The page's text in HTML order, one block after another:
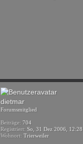
dietmar
Forumsmitglied
Beiträge: 704
Registriert: So, 31 Dez 2006, 12:28
Wohnort: Trierweiler